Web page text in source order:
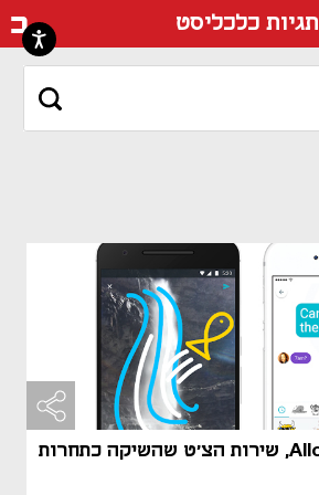
תגיות כלכליסט
גוגל מחסלת את Allo, שירות הצ'ט שהשיקה כתחרות